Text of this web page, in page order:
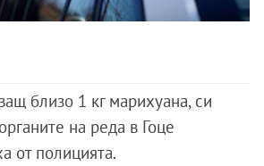
близо 1 кг марихуана, си
на реда в Гоце
от полицията.